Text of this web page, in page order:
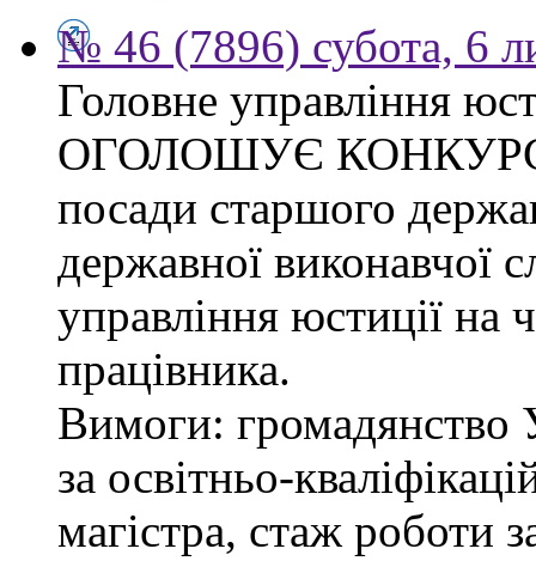
№ 46 (7896) субота, 6
Головне управління
ОГОЛОШУЄ КОНКУРС
посади старшого
державної виконавчої
управління юстиції на
працівника.
Вимоги: громадянство
за освітньо-
магістра, стаж роботи